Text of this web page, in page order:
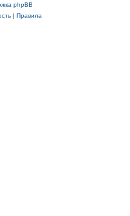
phpBB
| Правила